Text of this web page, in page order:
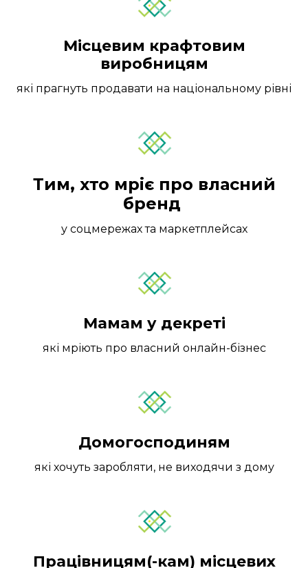
Місцевим крафтовим
виробницям
які прагнуть продавати на національному рівні
Тим, хто мріє про власний
бренд
у соцмережах та маркетплейсах
Мамам у декреті
які мріють про власний онлайн-бізнес
Домогосподиням
які хочуть заробляти, не виходячи з дому
Працівницям(-кам) місцевих